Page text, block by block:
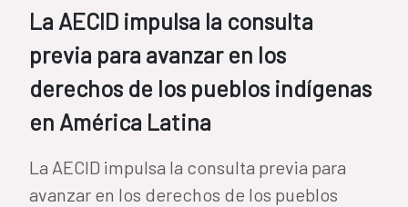
La AECID impulsa la consulta
previa para avanzar en los
derechos de los pueblos indígenas
en América Latina
La AECID impulsa la consulta previa para
avanzar en los derechos de los pueblos